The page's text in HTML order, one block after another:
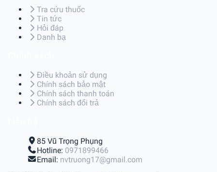
Tra cứu thuốc
Tin tức
Hỏi đáp
Danh bạ
Điều khoản sử dụng
Chính sách bảo mật
Chính sách thanh toán
Chính sách đổi trả
85 Vũ Trọng Phụng
Hotline: 0971899466
Email: nvtruong17@gmail.com